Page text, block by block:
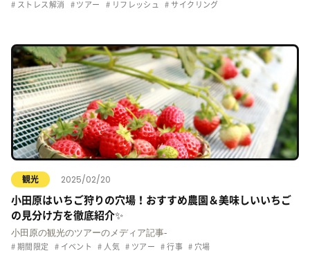
ストレス解消 ツアー リフレッシュ サイクリング
観光 2025/02/20
小田原はいちご狩りの穴場！おすすめ農園＆美味しいいちご
の見分け方を徹底紹介✨
小田原の観光のツアーのメディア記事-
期間限定 イベント 人気 ツアー 行事 穴場